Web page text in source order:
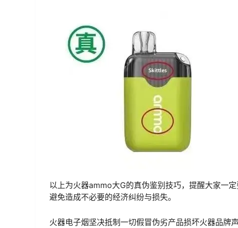
以上为火器ammo大G的真伪鉴别技巧，提醒大家一
避免造成不必要的经济纠纷与损失。
火器电子烟坚决抵制一切假冒伪劣产品损坏火器品牌